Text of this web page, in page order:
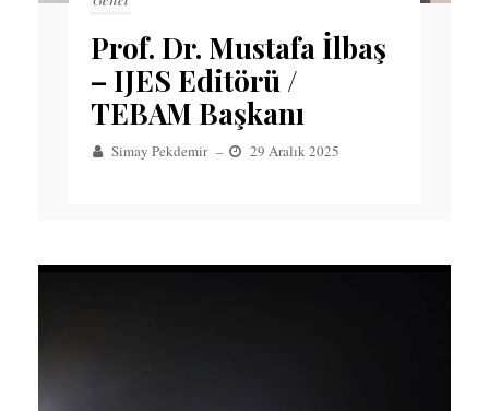
Prof. Dr. Mustafa İlbaş
– IJES Editörü /
TEBAM Başkanı
Simay Pekdemir – 29 Aralık 2025